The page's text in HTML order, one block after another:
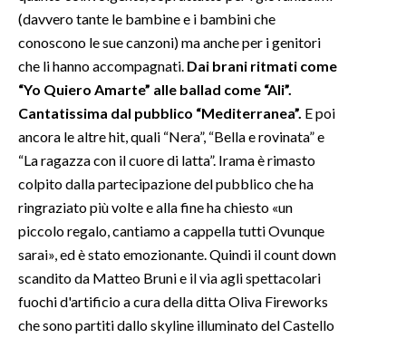
(davvero tante le bambine e i bambini che
conoscono le sue canzoni) ma anche per i genitori
che li hanno accompagnati. Dai brani ritmati come
“Yo Quiero Amarte” alle ballad come “Ali”.
Cantatissima dal pubblico “Mediterranea”. E poi
ancora le altre hit, quali “Nera”, “Bella e rovinata” e
“La ragazza con il cuore di latta”. Irama è rimasto
colpito dalla partecipazione del pubblico che ha
ringraziato più volte e alla fine ha chiesto «un
piccolo regalo, cantiamo a cappella tutti Ovunque
sarai», ed è stato emozionante. Quindi il count down
scandito da Matteo Bruni e il via agli spettacolari
fuochi d'artificio a cura della ditta Oliva Fireworks
che sono partiti dallo skyline illuminato del Castello